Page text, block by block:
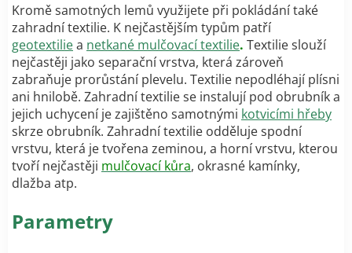
Kromě samotných lemů využijete při pokládání také
zahradní textilie. K nejčastějším typům patří
geotextiliea netkané mulčovací textilie. Textilie slouží
nejčastěji jako separační vrstva, která zároveň
zabraňuje prorůstání plevelu. Textilie nepodléhají plísni
ani hnilobě. Zahradní textilie se instalují pod obrubník a
jejich uchycení je zajištěno samotnými kotvicími hřeby
skrze obrubník. Zahradní textilie odděluje spodní
vrstvu, která je tvořena zeminou, a horní vrstvu, kterou
tvoří nejčastěji mulčovací kůra, okrasné kamínky,
dlažba atp.
Parametry